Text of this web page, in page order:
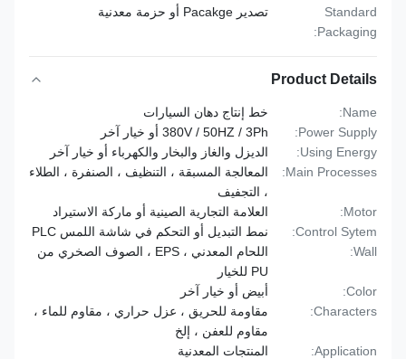
Standard
Packaging:
تصدير Pacakge أو حزمة معدنية
Product Details
Name:
خط إنتاج دهان السيارات
Power Supply:
380V / 50HZ / 3Ph أو خيار آخر
Using Energy:
الديزل والغاز والبخار والكهرباء أو خيار آخر
Main Processes:
المعالجة المسبقة ، التنظيف ، الصنفرة ، الطلاء
، التجفيف
Motor:
العلامة التجارية الصينية أو ماركة الاستيراد
Control Sytem:
نمط التبديل أو التحكم في شاشة اللمس PLC
اللحام المعدني ، EPS ، الصوف الصخري من
Color:
أبيض أو خيار آخر
Characters:
مقاومة للحريق ، عزل حراري ، مقاوم للماء ،
مقاوم للعفن ، إلخ
Application:
المنتجات المعدنية